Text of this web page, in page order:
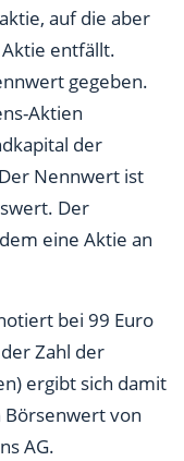
auf die aber
entfällt.
gegeben.
Aktien
der
Nennwert ist
Der
eine Aktie an
bei 99 Euro
Zahl der
ergibt sich damit
von
AG.